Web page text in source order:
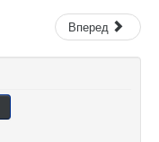
Вперед